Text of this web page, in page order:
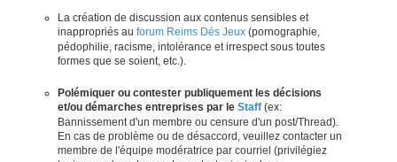
La création de discussion aux contenus sensibles et
inappropriés au forum Reims Dés Jeux (pornographie,
pédophilie, racisme, intolérance et irrespect sous toutes
formes que se soient, etc.).
Polémiquer ou contester publiquement les décisions
et/ou démarches entreprises par le Staff (ex:
Bannissement d'un membre ou censure d'un post/Thread).
En cas de problème ou de désaccord, veuillez contacter un
membre de l'équipe modératrice par courriel (privilégiez